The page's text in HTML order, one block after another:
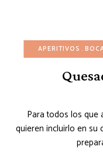
APERITIVOS
Para todos los que
quieren incluirlo en su